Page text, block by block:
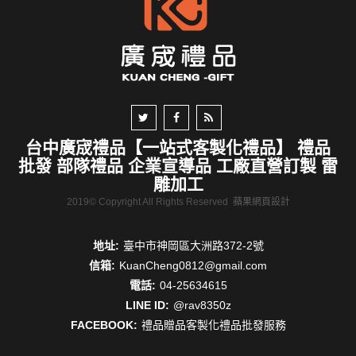
台中廣宬禮品【一站式客製化禮品】 禮品
批發 部隊禮品 企業宣導品 工廠直營訂製 雷
雕加工
2019© Copyright All Rights Reserved 蘋果網頁設計
地址: 臺中市神岡區大洲路372-2號
信箱: KuanCheng0812@gmail.com
電話: 04-25634615
LINE ID: @rav8350z
FACEBOOK: 禮品贈品客製化禮品批發服務